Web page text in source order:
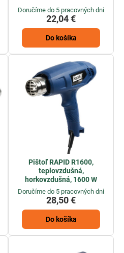
Doručíme do 5 pracovných dní
22,04 €
Do košíka
Pištoľ RAPID R1600,
teplovzdušná,
horkovzdušná, 1600 W
Doručíme do 5 pracovných dní
28,50 €
Do košíka